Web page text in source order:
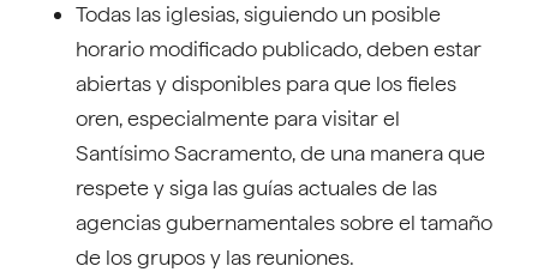
Todas las iglesias, siguiendo un posible
horario modificado publicado, deben estar
abiertas y disponibles para que los fieles
oren, especialmente para visitar el
Santísimo Sacramento, de una manera que
respete y siga las guías actuales de las
agencias gubernamentales sobre el tamaño
de los grupos y las reuniones.